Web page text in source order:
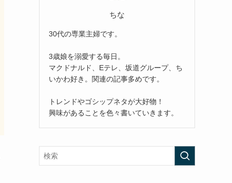
ちな
30代の専業主婦です。
3歳娘を溺愛する毎日。
マクドナルド、Eテレ、坂道グループ、ち
いかわ好き。関連の記事多めです。
トレンドやゴシップネタが大好物！
興味があることを色々書いていきます。